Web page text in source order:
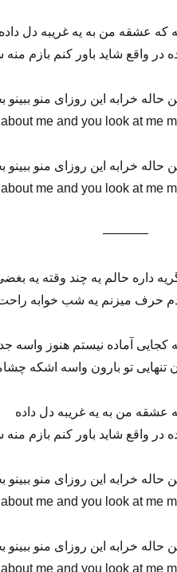
که عشقه من به یه غریبه دل داده
در واقع شاید باور کنم بازم منه
حاله خرابه این روزای منو ببینو
me and you look at me
حاله خرابه این روزای منو ببینو
me and you look at me
———–
داره حالم یه چند وقته یه
حرف میزنم یه شب خوابه راحت
آماده نیستم هنوز واسه
تنهایی تو بارون واسه اشکه
عشقه من به یه غریبه دل داده
در واقع شاید باور کنم بازم منه
حاله خرابه این روزای منو ببینو
me and you look at me
حاله خرابه این روزای منو ببینو
me and you look at me